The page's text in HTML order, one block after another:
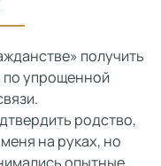
получить
упрощенной
родство,
на руках, но